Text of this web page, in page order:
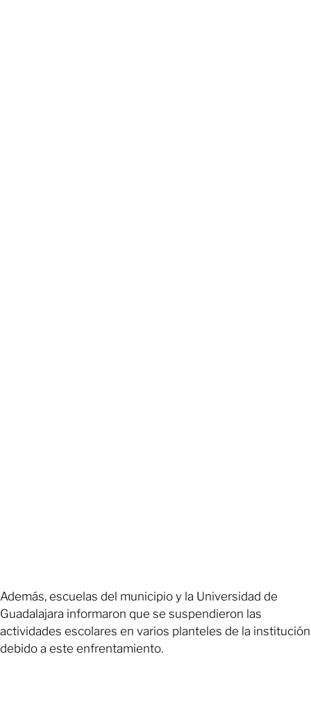
Además, escuelas del municipio y la Universidad de
Guadalajara informaron que se suspendieron las
actividades escolares en varios planteles de la institución
debido a este enfrentamiento.